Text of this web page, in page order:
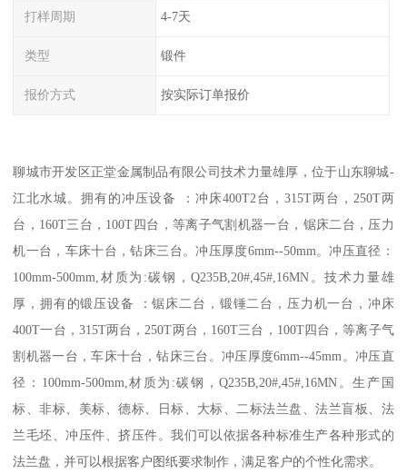
打样周期 4-7天
类型 锻件
报价方式 按实际订单报价
聊城市开发区正堂金属制品有限公司技术力量雄厚，位于山东聊城-
江北水城。拥有的冲压设备 ：冲床400T2台，315T两台，250T两
台，160T三台，100T四台，等离子气割机器一台，锯床二台，压力
机一台，车床十台，钻床三台。冲压厚度6mm--50mm。冲压直径：
100mm-500mm,材质为:碳钢，Q235B,20#,45#,16MN。技术力量雄
厚，拥有的锻压设备 ：锯床二台，锻锤二台，压力机一台，冲床
400T一台，315T两台，250T两台，160T三台，100T四台，等离子气
割机器一台，车床十台，钻床三台。冲压厚度6mm--45mm。冲压直
径：100mm-500mm,材质为:碳钢，Q235B,20#,45#,16MN。生产国
标、非标、美标、德标、日标、大标、二标法兰盘、法兰盲板、法
兰毛坯、冲压件、挤压件。我们可以依据各种标准生产各种形式的
法兰盘，并可以根据客户图纸要求制作，满足客户的个性化需求。